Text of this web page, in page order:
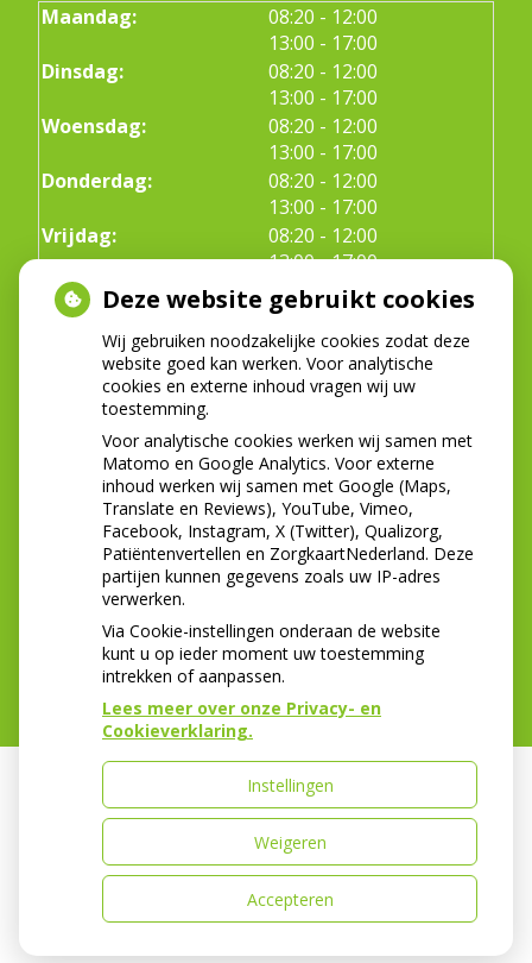
Maandag: 08:20 tot
- 12:00
13:00 tot
- 17:00
Dinsdag:
08:20 tot
- 12:00
13:00 tot
- 17:00
Woensdag:
08:20 tot
- 12:00
13:00 tot
- 17:00
Donderdag:
08:20 tot
- 12:00
13:00 tot
- 17:00
Vrijdag:
08:20 tot
- 12:00
13:00tot
- 17:00
ADRESGEGEVENS
Prinses Christinalaan 137
1421BH Uithoorn
0297-561815
info@tandartsenpraktijkuithoorn.nl
In de zomerperiode zijn wij telefonisch minder
bereikbaar. Wanneer u onze voicemail krijgt kunt u
een mail sturen naar;
info@tandartsenpraktijkuithoorn.nl dan nemen wij
z.s.m contact met u op.
Uw Zorg Online|Beheer
Bezoek
facebook
Privacy verklaring Cookie-instellingen Voorwaarden
Deze website gebruikt cookies
Wij gebruiken noodzakelijke cookies zodat deze
website goed kan werken. Voor analytische
cookies en externe inhoud vragen wij uw
toestemming.
Voor analytische cookies werken wij samen met
Matomo en Google Analytics. Voor externe
inhoud werken wij samen met Google (Maps,
Translate en Reviews), YouTube, Vimeo,
Facebook, Instagram, X (Twitter), Qualizorg,
Patiëntenvertellen en ZorgkaartNederland. Deze
partijen kunnen gegevens zoals uw IP-adres
verwerken.
Via Cookie-instellingen onderaan de website
kunt u op ieder moment uw toestemming
intrekken of aanpassen.
Lees meer over onze Privacy- en
Cookieverklaring.
Instellingen
Weigeren
Accepteren